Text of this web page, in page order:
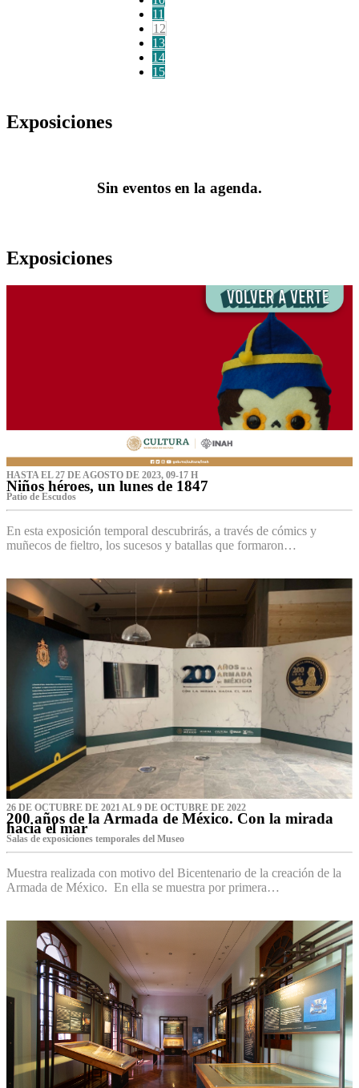
11
12
13
14
15
Exposiciones
Sin eventos en la agenda.
Exposiciones
HASTA EL 27 DE AGOSTO DE 2023, 09-17 H
Niños héroes, un lunes de 1847
Patio de Escudos
En esta exposición temporal descubrirás, a través de cómics y
muñecos de fieltro, los sucesos y batallas que formaron…
26 DE OCTUBRE DE 2021 AL 9 DE OCTUBRE DE 2022
200 años de la Armada de México. Con la mirada
hacia el mar
Salas de exposiciones temporales del Museo‌
Muestra realizada con motivo del Bicentenario de la creación de la
Armada de México. En ella se muestra por primera…